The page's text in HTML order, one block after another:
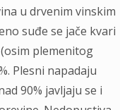
u drvenim vinskim
suđe se jače kvari
plemenitog
Plesni napadaju
90% javljaju se i